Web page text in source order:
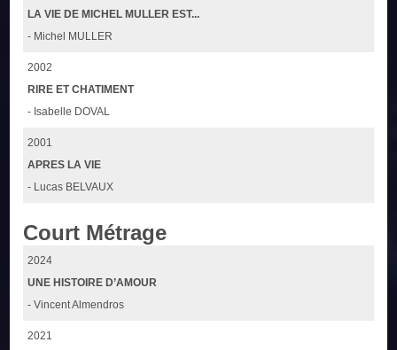
LA VIE DE MICHEL MULLER EST...
- Michel MULLER
2002
RIRE ET CHATIMENT
- Isabelle DOVAL
2001
APRES LA VIE
- Lucas BELVAUX
Court Métrage
2024
UNE HISTOIRE D’AMOUR
- Vincent Almendros
2021